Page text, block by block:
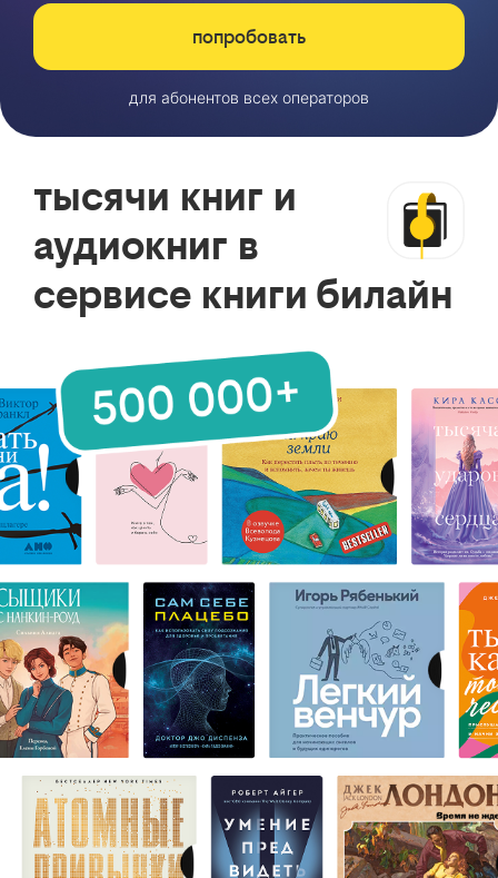
попробовать
для абонентов всех операторов
тысячи книг и
аудиокниг в
сервисе книги билайн